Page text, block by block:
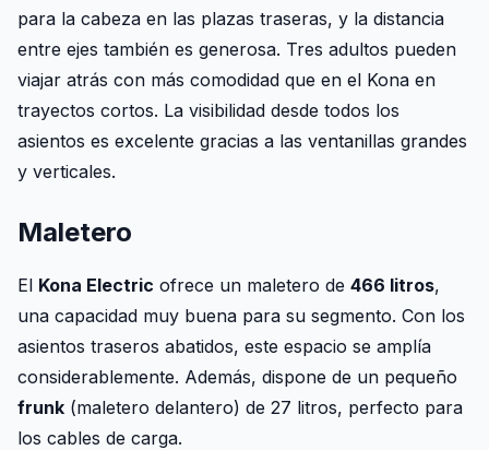
para la cabeza en las plazas traseras, y la distancia
entre ejes también es generosa. Tres adultos pueden
viajar atrás con más comodidad que en el Kona en
trayectos cortos. La visibilidad desde todos los
asientos es excelente gracias a las ventanillas grandes
y verticales.
Maletero
El Kona Electric ofrece un maletero de 466 litros,
una capacidad muy buena para su segmento. Con los
asientos traseros abatidos, este espacio se amplía
considerablemente. Además, dispone de un pequeño
frunk (maletero delantero) de 27 litros, perfecto para
los cables de carga.